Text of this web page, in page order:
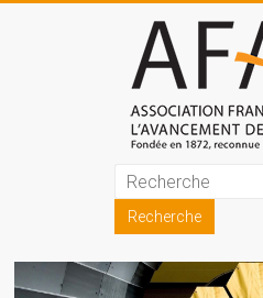
Association
française
pour